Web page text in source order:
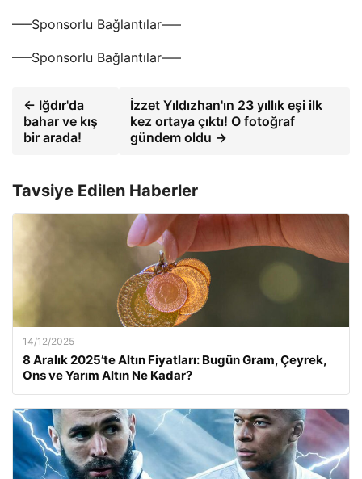
—–Sponsorlu Bağlantılar—–
—–Sponsorlu Bağlantılar—–
← Iğdır'da
bahar ve kış
bir arada!
İzzet Yıldızhan'ın 23 yıllık eşi ilk
kez ortaya çıktı! O fotoğraf
gündem oldu →
Tavsiye Edilen Haberler
14/12/2025
8 Aralık 2025’te Altın Fiyatları: Bugün Gram, Çeyrek,
Ons ve Yarım Altın Ne Kadar?